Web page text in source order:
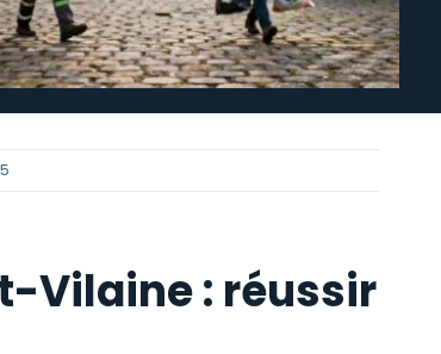
Vilaine : réussir